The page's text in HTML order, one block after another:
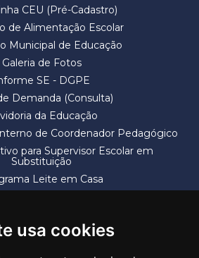
usa cookies
CEU (Pré-Cadastro)
de Alimentação Escolar
Municipal de Educação
Galeria de Fotos
SE - DGPE
Demanda (Consulta)
da Educação
de Coordenador Pedagógico
para Supervisor Escolar em
Substituição
Leite em Casa